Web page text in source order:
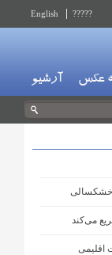
?????
English
عکس آرشیو
و خشکسالی
می‌کند
اقلیمی